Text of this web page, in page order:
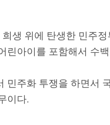
생 위에 탄생한 민주
린아이를 포함해서 수
민주화 투쟁을 하면서
이다.